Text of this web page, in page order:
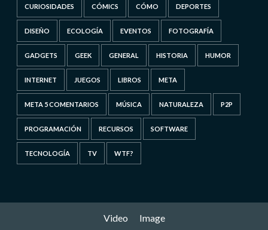
CURIOSIDADES CÓMICS CÓMO DEPORTES
DISEÑO ECOLOGÍA EVENTOS FOTOGRAFÍA
GADGETS GEEK GENERAL HISTORIA HUMOR
INTERNET JUEGOS LIBROS META
META 5 COMENTARIOS MÚSICA NATURALEZA P2P
PROGRAMACIÓN RECURSOS SOFTWARE
TECNOLOGÍA TV WTF?
Video Image